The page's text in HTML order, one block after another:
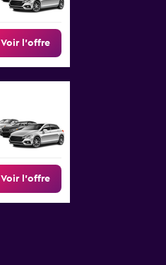
Voir l’offre
Voir l’offre